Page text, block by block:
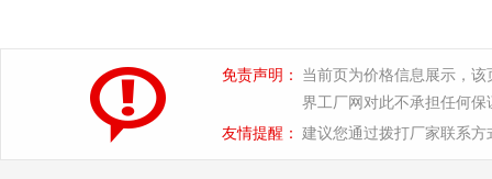
免责声明：
当前页为价格信息展示，
界工厂网对此不承担任何保
友情提醒： 建议您通过拨打厂家联系